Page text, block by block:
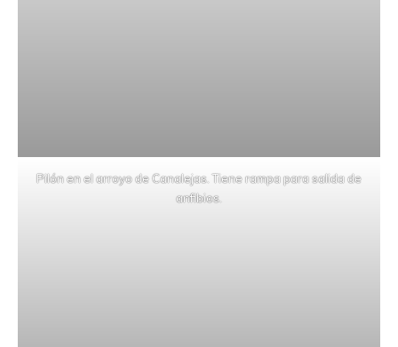
Pilón en el arroyo de Canalejas. Tiene rampa para salida de
anfibios.